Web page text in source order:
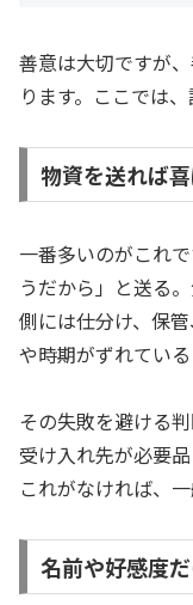
善意は大切ですが
ります。ここでは
物資を送れば
一番多いのがこれ
うだから」と送る
側には仕分け、保
や時期がずれている
その失敗を避ける
受け入れ先が必要
これがなければ、
名前や好感度